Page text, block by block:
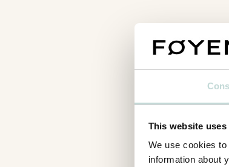
This website
We use cookies
information about